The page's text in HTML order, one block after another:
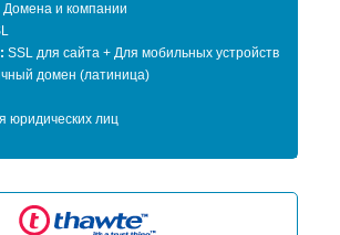
Домена и компании
SSL для сайта + Для мобильных устройств
домен (латиница)
юридических лиц